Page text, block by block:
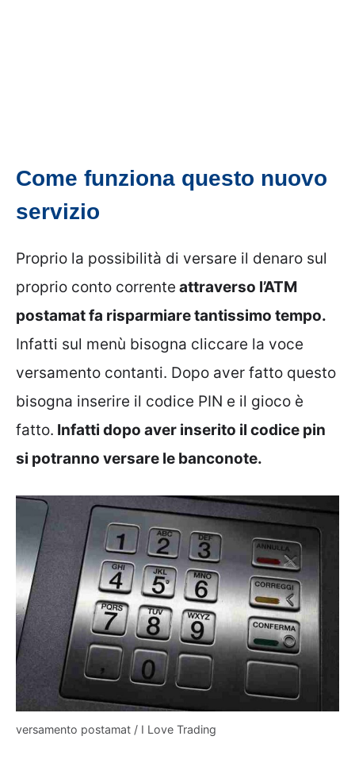
Come funziona questo nuovo
servizio
Proprio la possibilità di versare il denaro sul
proprio conto corrente attraverso l’ATM
postamat fa risparmiare tantissimo tempo.
Infatti sul menù bisogna cliccare la voce
versamento contanti. Dopo aver fatto questo
bisogna inserire il codice PIN e il gioco è
fatto. Infatti dopo aver inserito il codice pin
si potranno versare le banconote.
versamento postamat / I Love Trading